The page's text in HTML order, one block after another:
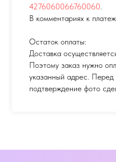
4276060066760060
В комментариях к
Остаток оплаты:
Доставка
Поэтому заказ нужно
указанный адрес.
подтверждение фото